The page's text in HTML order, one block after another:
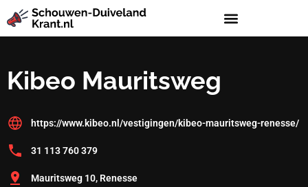
Kibeo Mauritsweg
https://www.kibeo.nl/vestigingen/kibeo-mauritsweg-renesse/
31 113 760 379
Mauritsweg 10, Renesse